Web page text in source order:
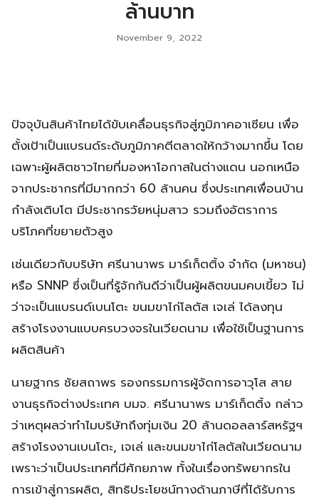
ล้านบาท
November 9, 2022
ปัจจุบันสินค้าไทยได้ขับเคลื่อนธุรกิจสู่ภูมิภาคอาเซียน เพื่อ
ตั้งเป้าเป็นแบรนด์ระดับภูมิภาคตีตลาดให้กว้างมากขึ้น โดย
เฉพาะผู้ผลิตชาวไทยที่มองหาโอกาสในต่างแดน นอกเหนือ
จากประชากรที่มีมากกว่า 60 ล้านคน ซึ่งประเทศเพื่อนบ้าน
กำลังเติบโต มีประชากรวัยหนุ่มสาว รวมถึงอัตราการ
บริโภคที่ขยายตัวสูง
เช่นเดียวกับบริษัท ศรีนานาพร มาร์เก็ตติ้ง จำกัด (มหาชน)
หรือ SNNP ซึ่งเป็นที่รู้จักกันดีว่าเป็นผู้ผลิตขนมคบเขี้ยว ไม่
ว่าจะเป็นแบรนด์เบนโตะ ขนมขาไก่โลตัส เจเล่ ได้ลงทุน
สร้างโรงงานแบบครบวงจรในเวียดนาม เพื่อใช้เป็นฐานการ
ผลิตสินค้า
นายฐากร ชัยสถาพร รองกรรมการผู้จัดการอาวุโส สาย
งานธุรกิจต่างประเทศ บมจ. ศรีนานาพร มาร์เก็ตติ้ง กล่าว
ว่าเหตุผลว่าทำไมบริษัทถึงทุ่มเงิน 20 ล้านดอลลาร์สหรัฐฯ
สร้างโรงงานเบนโตะ, เจเล่ และขนมขาไก่โลตัสในเวียดนาม
เพราะว่าเป็นประเทศที่มีศักยภาพ ทั้งในเรื่องทรัพยากรใน
การเข้าสู่การผลิต, สิทธิประโยชน์ทางด้านภาษีที่ได้รับการ